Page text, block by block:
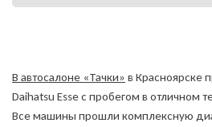
В автосалоне «Тачки» в Красноярске
Daihatsu Esse с пробегом в отличном
Все машины прошли комплексную